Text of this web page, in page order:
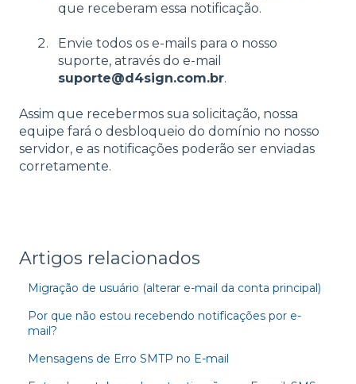
que receberam essa notificação.
Envie todos os e-mails para o nosso
suporte, através do e-mail
suporte@d4sign.com.br.
Assim que recebermos sua solicitação, nossa
equipe fará o desbloqueio do domínio no nosso
servidor, e as notificações poderão ser enviadas
corretamente.
Artigos relacionados
Migração de usuário (alterar e-mail da conta principal)
Por que não estou recebendo notificações por e-
mail?
Mensagens de Erro SMTP no E-mail